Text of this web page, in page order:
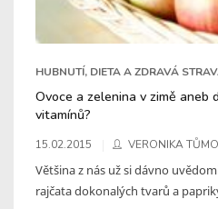
HUBNUTÍ, DIETA A ZDRAVÁ
Ovoce a zelenina v zimě aneb
vitamínů?
15.02.2015 VERONIKA
Většina z nás už si dávno
rajčata dokonalých tvarů a